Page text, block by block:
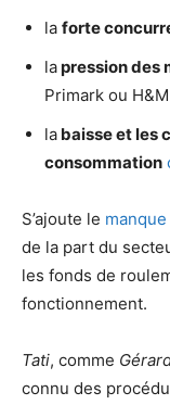
la forte
lapression des
Primark ou H&M
la baisse et les
consommation
S’ajoute le
de la part du
les fonds de
fonctionnement.
Tati, comme
connu des